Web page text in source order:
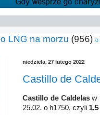
o LNG na morzu (956) o
niedziela, 27 lutego 2022
Castillo de
Castillo de Caldelasw
25.02. o h1750, czyli 1,5